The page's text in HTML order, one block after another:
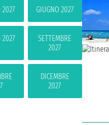
2027 GIUGNO 2027
2027
SETTEMBRE
2027
DICEMBRE
2027